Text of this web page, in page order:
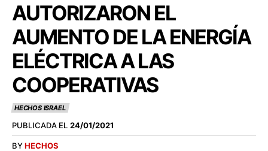
AUTORIZARON EL
AUMENTO DE LA ENERGÍA
ELÉCTRICA A LAS
COOPERATIVAS
HECHOS ISRAEL
PUBLICADA EL 24/01/2021
BYHECHOS